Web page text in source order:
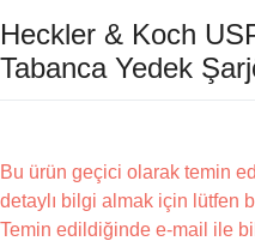
Heckler & Koch
Tabanca Yedek
Bu ürün geçici olarak temin
detaylı bilgi almak için lütfen
Temin edildiğinde e-mail ile